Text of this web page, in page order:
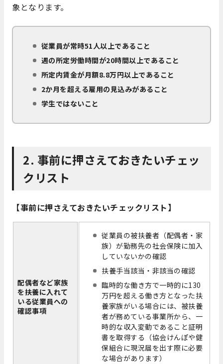
象となります。
従業員が常時51人以上であること
週の所定労働時間が20時間以上であること
所定内賃金が月額8.8万円以上であること
2か月を超える雇用の見込みがあること
学生ではないこと
2. 事前に押さえておきたいチェッ
クリスト
【事前に押さえておきたいチェックリスト】
配偶者など家族
を扶養に入れて
いる従業員への
確認事項
従業員の被扶養者（配偶者・家
族）が勤務先の社会保険に加入
していないかの確認
扶養手当該当・非該当の確認
臨時的な働き方で一時的に130
万円を超える働き方となった扶
養家族がいる場合には、被扶養
者が務めている事業所から、一
時的な収入変動であること証明
書を取得する（協会けんぽや健
保組合に現況届を出す際に必要
な場合があります）